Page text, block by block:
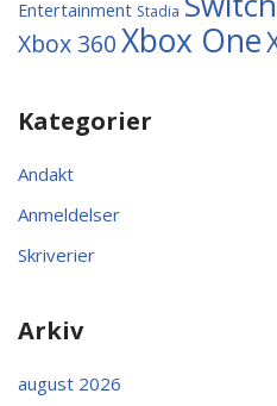
Entertainment Stadia
Xbox 360Xbox One
Kategorier
Andakt
Anmeldelser
Skriverier
Arkiv
august 2026